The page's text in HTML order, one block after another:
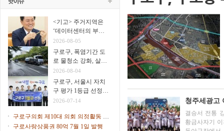
<기고> 주거지역은
‘데이터센터의 부
지’가 아니다
2026-08-05
구로구, 폭염기간 도
로 물청소 강화, 살수
차7대 투입 무더위 식
힌다
2026-08-04
구로구, 서울시 자치
구 평가 1등급 선정…
2026년 지자체 합동평
2026-07-14
구로구의회 제10대 의회 의정활동 시
작
구로사랑상품권 80억 7월 1일 발행
청주세광고
결승서 전통
황금사자기 이후 44년만에 충